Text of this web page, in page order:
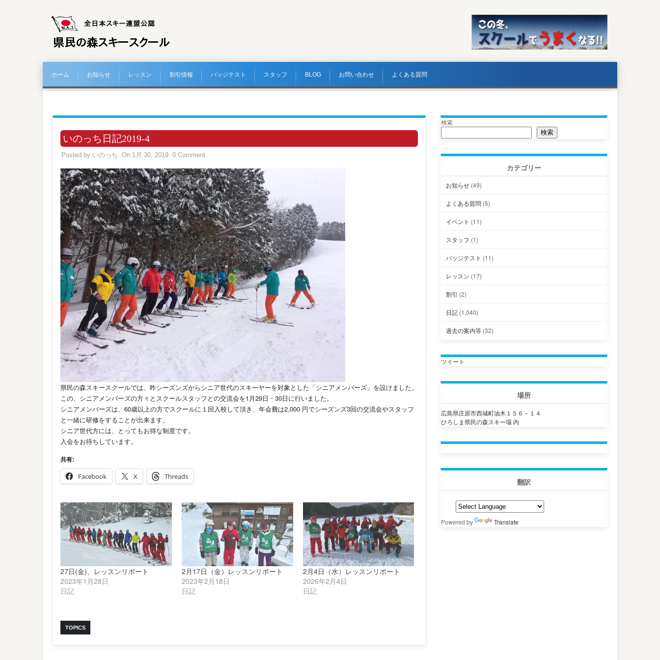
ホーム お知らせ レッスン 割引情報 バッジテスト スタッフ BLOG お問い合わせ よくある質問
いのっち日記2019-4
Posted by いのっち On 1月 30, 2019 0 Comment
県民の森スキースクールでは、昨シーズンズからシニア世代のスキーヤーを対象とした「シニアメンバーズ」を設けました。
この、シニアメンバーズの方々とスクールスタッフとの交流会を1月29日・30日に行いました。
シニアメンバーズは、60歳以上の方でスクールに１回入校して頂き、年会費は2,000 円でシーズンズ3回の交流会やスタッフ
と一緒に研修をすることが出来ます。
シニア世代方には、とってもお得な制度です。
入会をお待ちしています。
共有:
Facebook X Threads
27日(金)、レッスンリポート
2023年1月28日
日記
2月17日（金）レッスンリポート
2023年2月18日
日記
2月4日（水）レッスンリポート
2026年2月4日
日記
TOPICS
検索
検索
カテゴリー
お知らせ (49)
よくある質問 (5)
イベント (11)
スタッフ (1)
バッジテスト (11)
レッスン (17)
割引 (2)
日記 (1,040)
過去の案内等 (32)
ツイート
場所
広島県庄原市西城町油木１５６－１４
ひろしま県民の森スキー場 内
翻訳
Powered by Translate